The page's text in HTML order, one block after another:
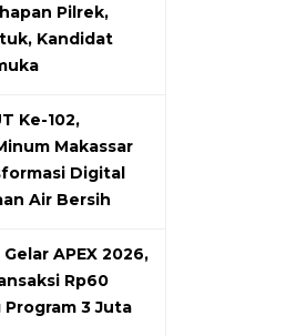
Pilrek,
Kandidat
Ke-102,
Makassar
Digital
Air Bersih
Gelar APEX 2026,
Rp60
3 Juta